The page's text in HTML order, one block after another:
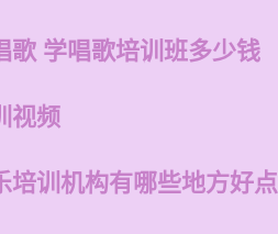
歌 学唱歌培训班多少钱
视频
培训机构有哪些地方好点